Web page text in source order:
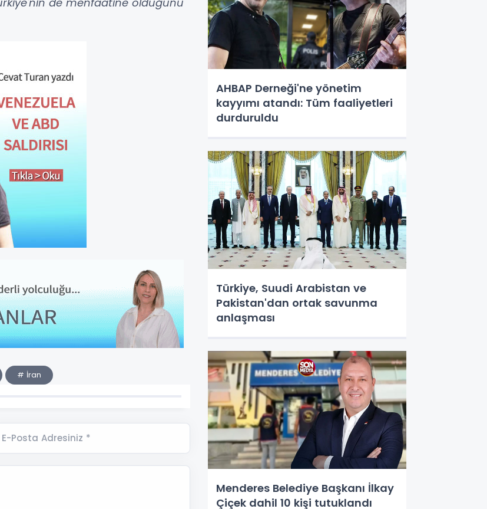
# İran
E-Posta Adresiniz *
AHBAP Derneği'ne yönetim
kayyımı atandı: Tüm faaliyetleri
durduruldu
Türkiye, Suudi Arabistan ve
Pakistan'dan ortak savunma
anlaşması
Menderes Belediye Başkanı İlkay
Çiçek dahil 10 kişi tutuklandı